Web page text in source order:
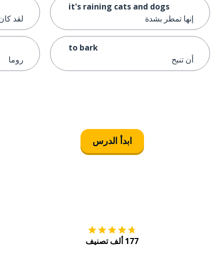
it's raining cats and dogs
إنها تمطر بشدة
to bark
أن تنبح
لقد
روما
ابدأ الدرس
177 ألف تصنيف